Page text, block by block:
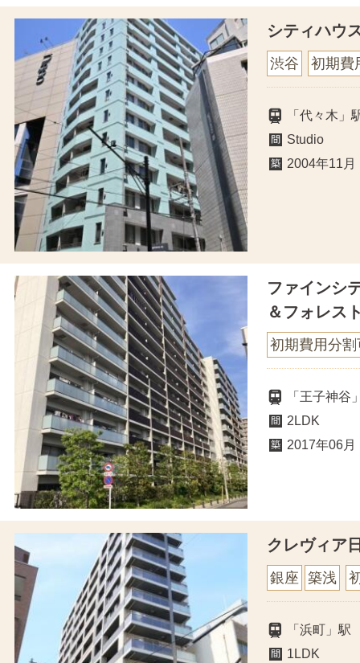
シティハウ
渋谷 初期費
「代々木
Studio
2004年11月
ファインシ
＆フォレス
初期費用分割
「王子神
2LDK
2017年06月
クレヴィア
銀座 築浅
「浜町」
1LDK